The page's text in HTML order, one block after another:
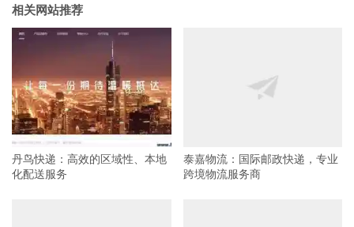
相关网站推荐
丹鸟快递：高效的区域性、本地
化配送服务
泰嘉物流：国际邮政快递，专业
跨境物流服务商